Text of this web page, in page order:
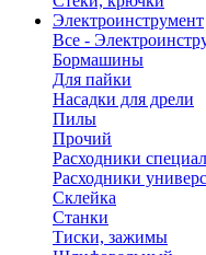
Электроинструмент
Все -
Бормашины
Для пайки
Насадки для дрели
Пилы
Прочий
Расходники
Расходники
Склейка
Станки
Тиски, зажимы